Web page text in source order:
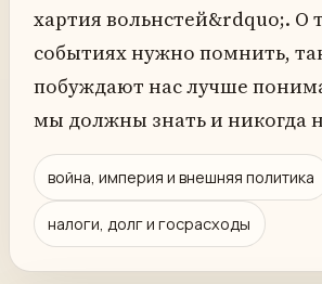
хартия вольнстей&rdquo;. О
событиях нужно помнить,
побуждают нас лучше
мы должны знать и никогда
война, империя и внешняя политика
налоги, долг и госрасходы